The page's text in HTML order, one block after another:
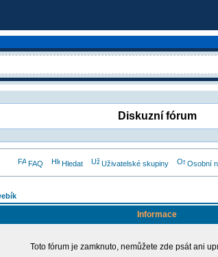
Diskuzní fórum
FAQ Hledat Uživatelské skupiny Osobní
Informace
Toto fórum je zamknuto, nemůžete zde psát ani